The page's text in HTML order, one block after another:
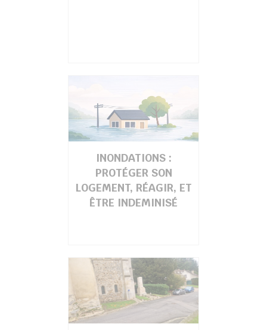
INONDATIONS :
PROTÉGER SON
LOGEMENT, RÉAGIR, ET
ÊTRE INDEMINISÉ